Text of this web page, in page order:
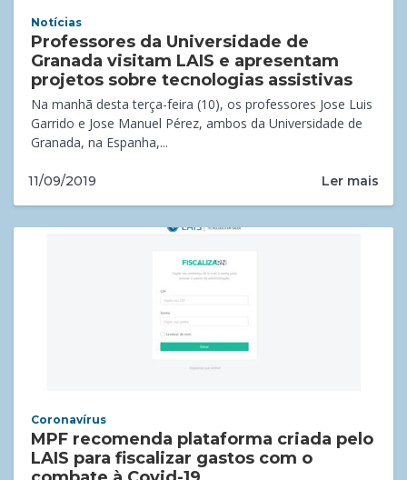
Notícias
Professores da Universidade de
Granada visitam LAIS e apresentam
projetos sobre tecnologias assistivas
Na manhã desta terça-feira (10), os professores Jose Luis
Garrido e Jose Manuel Pérez, ambos da Universidade de
Granada, na Espanha,...
11/09/2019 Ler mais
Coronavírus
MPF recomenda plataforma criada pelo
LAIS para fiscalizar gastos com o